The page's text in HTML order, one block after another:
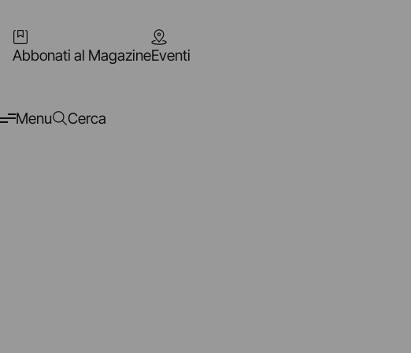
Abbonati al MagazineEventi
Menu Cerca